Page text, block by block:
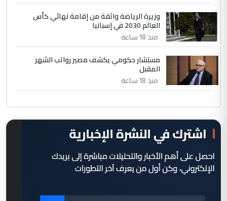
وزيرة الرياضة واثقة من إقامة نهائي كأس
العالم 2030 في إسبانيا
منذ 18 ساعة
مستشار حكومي يكشف مصير رواتب الشهر
المقبل
منذ 18 ساعة